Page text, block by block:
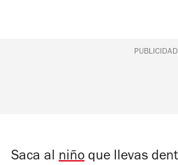
PUBLICIDAD
Saca al niño que llevas